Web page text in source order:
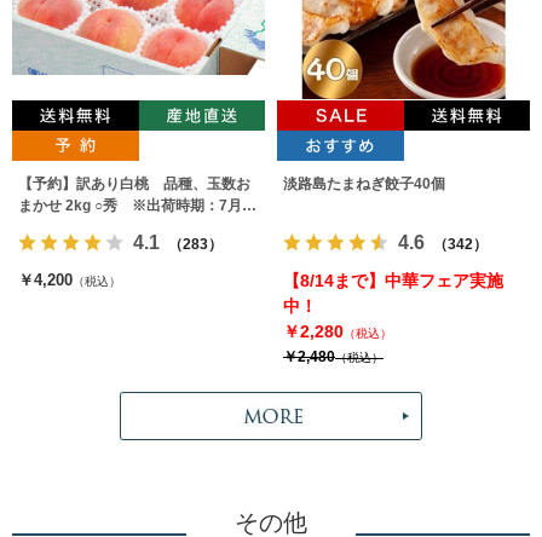
【予約】訳あり白桃 品種、玉数お
まかせ 2kg ○秀 ※出荷時期：7月下
4.1 （283）
￥4,200 （税込）
淡路島たまねぎ餃子40個
4.6 （342）
【8/14まで】中華フェア実施
中！
￥2,280 （税込）
￥2,480（税込）
その他